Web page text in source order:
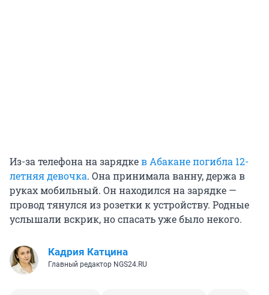
Из-за телефона на зарядкев Абакане погибла 12-
летняя девочка. Она принимала ванну, держа в
руках мобильный. Он находился на зарядке —
провод тянулся из розетки к устройству. Родные
услышали вскрик, но спасать уже было некого.
Кадрия Катцина
Главный редактор NGS24.RU